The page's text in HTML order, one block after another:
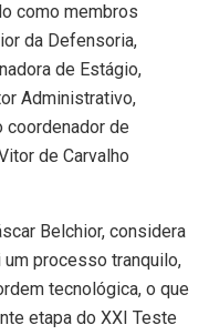
como membros
da Defensoria,
de Estágio,
Administrativo,
coordenador de
de Carvalho
Belchior, considera
um processo tranquilo,
tecnológica, o que
etapa do XXI Teste